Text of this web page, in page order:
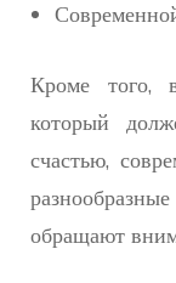
Кроме того,
который
счастью,
обращают